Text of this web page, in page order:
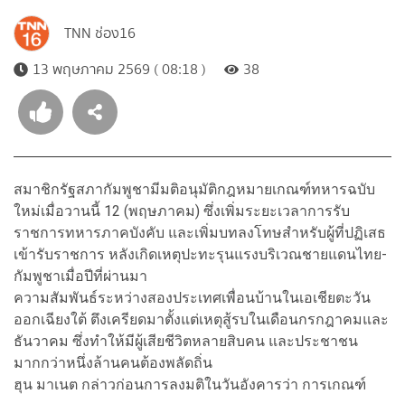
TNN ช่อง16
13 พฤษภาคม 2569 ( 08:18 )
38
สมาชิกรัฐสภากัมพูชามีมติอนุมัติกฎหมายเกณฑ์ทหารฉบับ
ใหม่เมื่อวานนี้ 12 (พฤษภาคม) ซึ่งเพิ่มระยะเวลาการรับ
ราชการทหารภาคบังคับ และเพิ่มบทลงโทษสำหรับผู้ที่ปฏิเสธ
เข้ารับราชการ หลังเกิดเหตุปะทะรุนแรงบริเวณชายแดนไทย-
กัมพูชาเมื่อปีที่ผ่านมา
ความสัมพันธ์ระหว่างสองประเทศเพื่อนบ้านในเอเชียตะวัน
ออกเฉียงใต้ ตึงเครียดมาตั้งแต่เหตุสู้รบในเดือนกรกฎาคมและ
ธันวาคม ซึ่งทำให้มีผู้เสียชีวิตหลายสิบคน และประชาชน
มากกว่าหนึ่งล้านคนต้องพลัดถิ่น
ฮุน มาเนต กล่าวก่อนการลงมติในวันอังคารว่า การเกณฑ์